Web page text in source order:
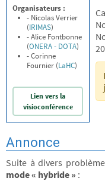
Organisateurs :
- Nicolas Verrier
(IRIMAS)
- Alice Fontbonne
(ONERA - DOTA)
- Corinne
Fournier (LaHC)
Lien vers la
visioconférence
Annonce
Suite à divers
mode « hybride » :